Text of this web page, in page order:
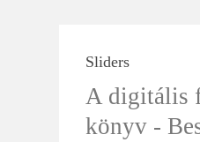
Sliders
A digitális
könyv -